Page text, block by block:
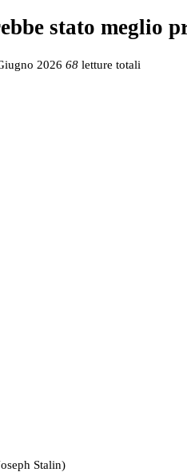
stato meglio
2026 68 letture totali
Stalin)